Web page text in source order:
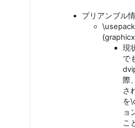
プリアンブル
現
で
際
さ
を
ョ
こ